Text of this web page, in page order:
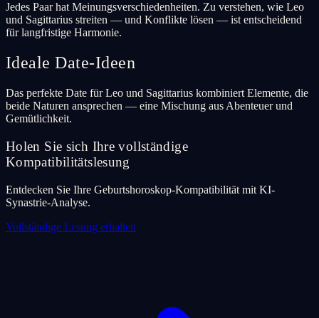
Jedes Paar hat Meinungsverschiedenheiten. Zu verstehen, wie Leo
und Sagittarius streiten — und Konflikte lösen — ist entscheidend
für langfristige Harmonie.
Ideale Date-Ideen
Das perfekte Date für Leo und Sagittarius kombiniert Elemente, die
beide Naturen ansprechen — eine Mischung aus Abenteuer und
Gemütlichkeit.
Holen Sie sich Ihre vollständige
Kompatibilitätslesung
Entdecken Sie Ihre Geburtshoroskop-Kompatibilität mit KI-
Synastrie-Analyse.
Vollständige Lesung erhalten